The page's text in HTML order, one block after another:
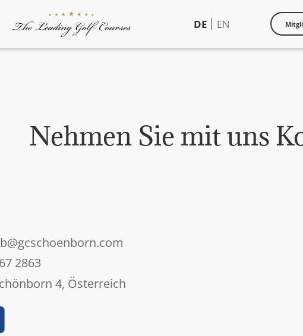
DE EN
Nehmen Sie mit uns
2863
4, Österreich